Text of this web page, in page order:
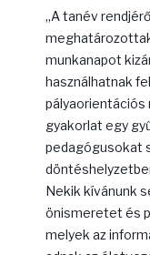
„A tanév
munkanapot
használhatnak
pályaorientációs
gyakorlat egy
pedagógusokat
Nekik kívánunk
önismeretet és
melyek az